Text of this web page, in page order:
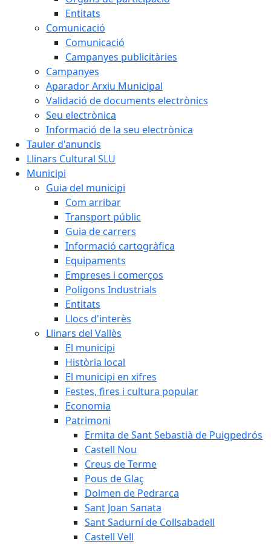
Entitats
Comunicació
Comunicació
Campanyes publicitàries
Campanyes
Aparador Arxiu Municipal
Validació de documents electrònics
Seu electrònica
Informació de la seu electrònica
Tauler d'anuncis
Llinars Cultural SLU
Municipi
Guia del municipi
Com arribar
Transport públic
Guia de carrers
Informació cartogràfica
Equipaments
Empreses i comerços
Polígons Industrials
Entitats
Llocs d'interès
Llinars del Vallès
El municipi
Història local
El municipi en xifres
Festes, fires i cultura popular
Economia
Patrimoni
Ermita de Sant Sebastià de Puigpedrós
Castell Nou
Creus de Terme
Pous de Glaç
Dolmen de Pedrarca
Sant Joan Sanata
Sant Sadurní de Collsabadell
Castell Vell